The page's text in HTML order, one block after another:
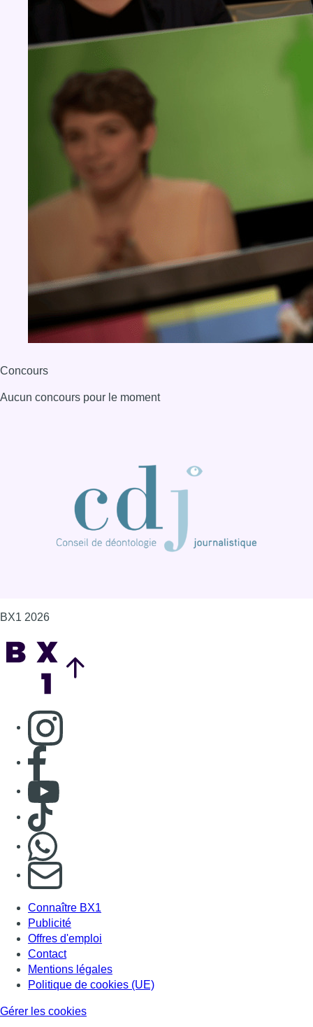
Concours
Aucun concours pour le moment
BX1 2026
Consulter page Instagram
Consulter page Facebook
Consulter Youtube
Consulter TikTok
S'abonner à notre newsletter
Connaître BX1
Publicité
Offres d'emploi
Contact
Mentions légales
Politique de cookies (UE)
Gérer les cookies